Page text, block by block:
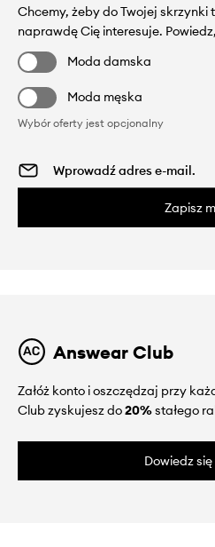
Chcemy, żeby do Twojej skrzynki
naprawdę Cię interesuje.
Moda damska
Moda męska
Wybór oferty jest opcjonalny
Zapisz
Answear Club
Załóż konto i oszczędzaj przy
Club zyskujesz do20%stałego
Dowiedz